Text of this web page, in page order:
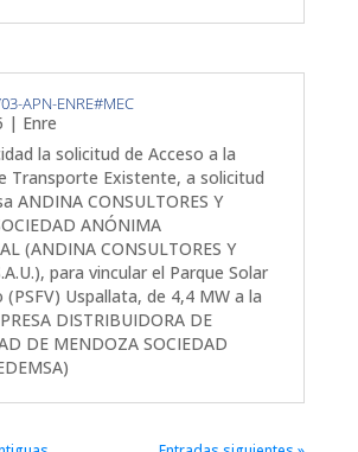
APN-ENRE#MEC
| Enre
la solicitud de Acceso a la
Transporte Existente, a solicitud
ANDINA CONSULTORES Y
ANÓNIMA
(ANDINA CONSULTORES Y
para vincular el Parque Solar
Uspallata, de 4,4 MW a la
DISTRIBUIDORA DE
DE MENDOZA SOCIEDAD